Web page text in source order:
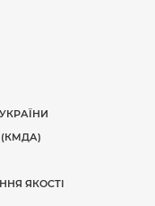
(КМДА)
ЯКОСТІ